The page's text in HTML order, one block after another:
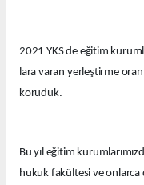
2021 YKS de eğitim
lara varan yerleştirme
koruduk.
Bu yıl eğitim
hukuk fakültesi ve onlarca